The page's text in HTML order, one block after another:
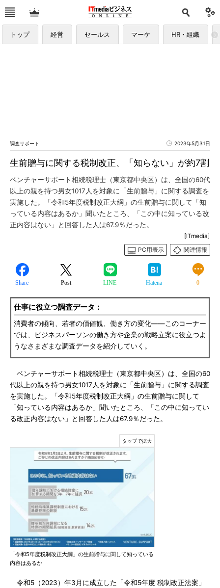
トップ 経営 セールス マーケ HR・組織
調査リポート 2023年5月31日
生前贈与に関する税制改正、「知らない」が約7割
ベンチャーサポート相続税理士（東京都中央区）は、全国の60代
以上の親を持つ男女1017人を対象に「生前贈与」に関する調査を
実施した。「令和5年度税制改正大綱」の生前贈与に関して「知
っている内容はあるか」聞いたところ、「この中に知っている改
正内容はない」と回答した人は67.9％だった。
[ITmedia]
PC用表示
関連情報
Share Post LINE Hatena 0
仕事に役立つ調査データ：
消費者の傾向、若者の価値観、働き方の変化――このコーナー
では、ビジネスパーソンの働き方や企業の戦略立案に役立つよ
うなさまざまな調査データを紹介していく。
ベンチャーサポート相続税理士（東京都中央区）は、全国の60
代以上の親を持つ男女1017人を対象に「生前贈与」に関する調査
を実施した。「令和5年度税制改正大綱」の生前贈与に関して
「知っている内容はあるか」聞いたところ、「この中に知ってい
る改正内容はない」と回答した人は67.9％だった。
「令和5年度税制改正大綱」の生前贈与に関して知っている
内容はあるか
令和5（2023）年3月に成立した「令和5年度 税制改正法案」